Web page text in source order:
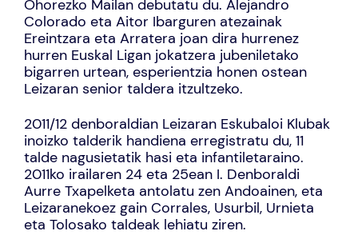
Ohorezko Mailan debutatu du. Alejandro
Colorado eta Aitor Ibarguren atezainak
Ereintzara eta Arratera joan dira hurrenez
hurren Euskal Ligan jokatzera jubeniletako
bigarren urtean, esperientzia honen ostean
Leizaran senior taldera itzultzeko.
2011/12 denboraldian Leizaran Eskubaloi Klubak
inoizko talderik handiena erregistratu du, 11
talde nagusietatik hasi eta infantiletaraino.
2011ko irailaren 24 eta 25ean I. Denboraldi
Aurre Txapelketa antolatu zen Andoainen, eta
Leizaranekoez gain Corrales, Usurbil, Urnieta
eta Tolosako taldeak lehiatu ziren.